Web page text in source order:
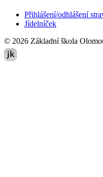
Přihlášení/odhlášení
Jídelníček
© 2026 Základní škola